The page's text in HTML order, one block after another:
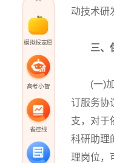
动技术研
三、
(一)加
订服务协
支，对于
科研助理
理岗位，
模拟报志愿
高考小智
省控线